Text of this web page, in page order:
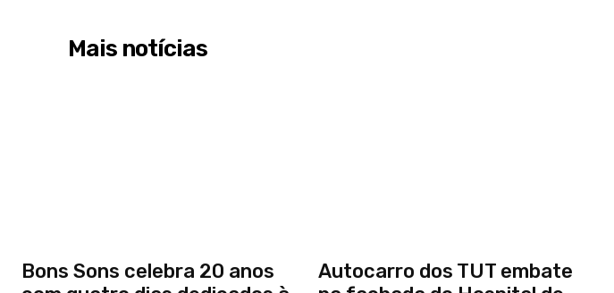
Mais notícias
Bons Sons celebra 20 anos
Autocarro dos TUT embate